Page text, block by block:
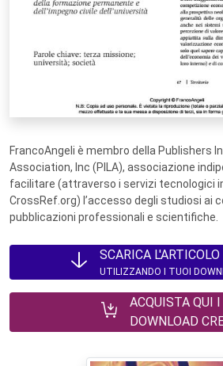
FrancoAngeli è membro della Publishers
Association, Inc (PILA), associazione
facilitare (attraverso i servizi tecnologici
CrossRef.org) l’accesso degli studiosi ai
pubblicazioni professionali e scientifiche.
SCARICA L'ARTICOLO
UTILIZZANDO I TUOI
ACQUISTA QUI I
DOWNLOAD